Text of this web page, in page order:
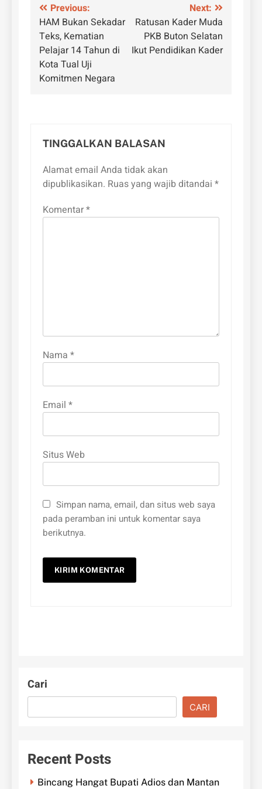
Navigasi
pos
Previous:
HAM Bukan Sekadar
Teks, Kematian
Pelajar 14 Tahun di
Kota Tual Uji
Komitmen Negara
Next:
Ratusan Kader Muda
PKB Buton Selatan
Ikut Pendidikan Kader
TINGGALKAN BALASAN
Alamat email Anda tidak akan
dipublikasikan. Ruas yang wajib ditandai *
Komentar*
Nama *
Email *
Situs Web
Simpan nama, email, dan situs web saya
pada peramban ini untuk komentar saya
berikutnya.
Cari
CARI
Recent Posts
Bincang Hangat Bupati Adios dan Mantan